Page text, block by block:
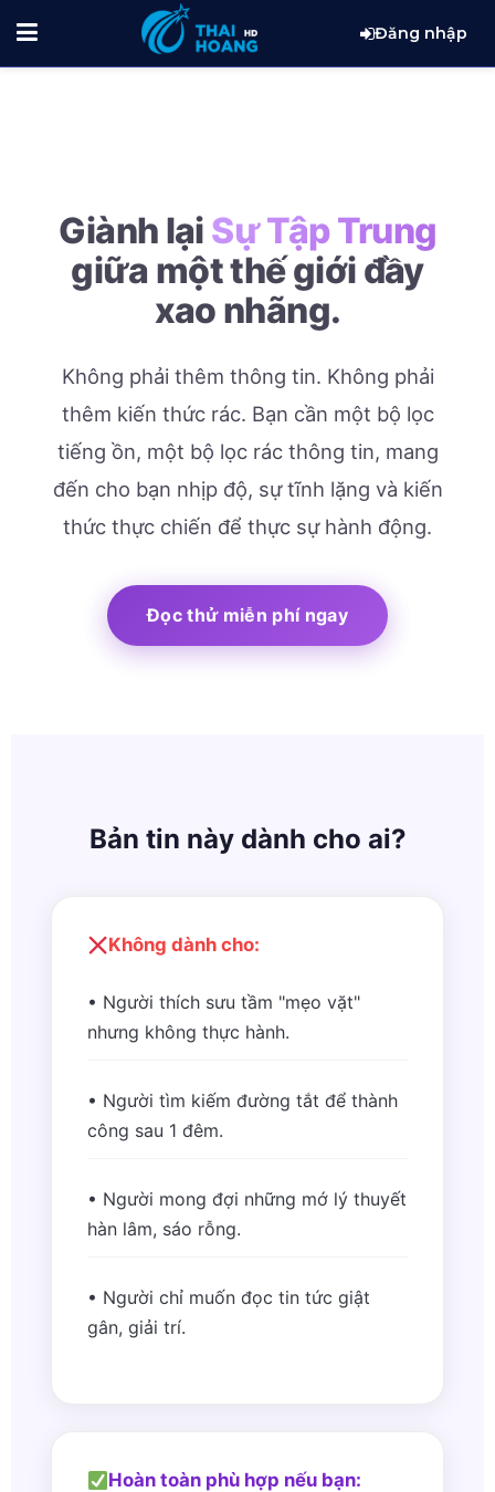
Đăng nhập
Giành lại Sự Tập Trung
giữa một thế giới đầy
xao nhãng.
Không phải thêm thông tin. Không phải
thêm kiến thức rác. Bạn cần một bộ lọc
tiếng ồn, một bộ lọc rác thông tin, mang
đến cho bạn nhịp độ, sự tĩnh lặng và kiến
thức thực chiến để thực sự hành động.
Đọc thử miễn phí ngay
Bản tin này dành cho ai?
Không dành cho:
• Người thích sưu tầm "mẹo vặt"
nhưng không thực hành.
• Người tìm kiếm đường tắt để thành
công sau 1 đêm.
• Người mong đợi những mớ lý thuyết
hàn lâm, sáo rỗng.
• Người chỉ muốn đọc tin tức giật
gân, giải trí.
Hoàn toàn phù hợp nếu bạn: